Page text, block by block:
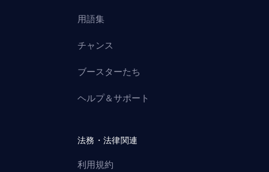
用語集
チャンス
ブースターたち
ヘルプ＆サポート
法務・法律関連
利用規約